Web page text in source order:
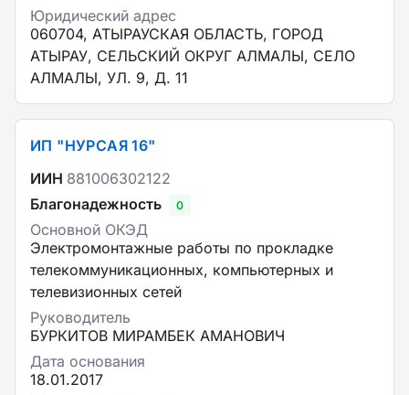
Юридический адрес
060704, АТЫРАУСКАЯ ОБЛАСТЬ, ГОРОД
АТЫРАУ, СЕЛЬСКИЙ ОКРУГ АЛМАЛЫ, СЕЛО
АЛМАЛЫ, УЛ. 9, Д. 11
ИП "НУРСАЯ 16"
ИИН 881006302122
Благонадежность
0
Основной ОКЭД
Электромонтажные работы по прокладке
телекоммуникационных, компьютерных и
телевизионных сетей
Руководитель
БУРКИТОВ МИРАМБЕК АМАНОВИЧ
Дата основания
18.01.2017